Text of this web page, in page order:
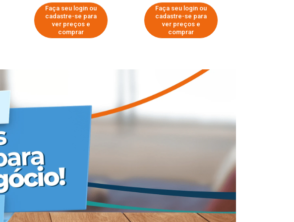
Faça seu login ou
cadastre-se para
ver preços e
comprar
Faça seu login ou
cadastre-se para
ver preços e
comprar